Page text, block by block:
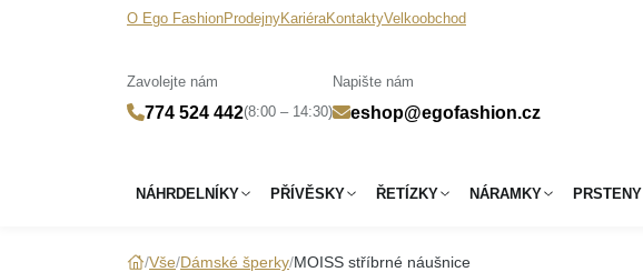
O Ego FashionProdejnyKariéraKontaktyVelkoobchod
Zavolejte nám
774 524 442(8:00 – 14:30)
Napište nám
eshop@egofashion.cz
NÁHRDELNÍKY PŘÍVĚSKY ŘETÍZKY NÁRAMKY PRSTENY
Vše Dámské šperky MOISS stříbrné náušnice